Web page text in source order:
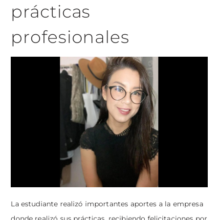
prácticas
profesionales
La estudiante realizó importantes aportes a la empresa
donde realizó sus prácticas, recibiendo felicitaciones por